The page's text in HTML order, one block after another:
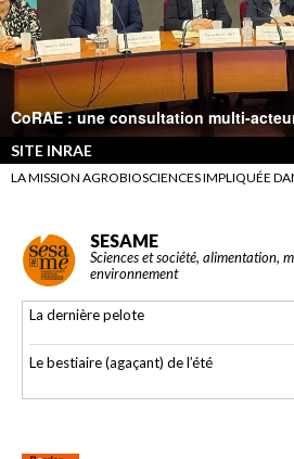
CoRAE : une consultation multi-
SITE INRAE
LA MISSION AGROBIOSCIENCES IMPLIQUÉE
SESAME
Sciences et société, alimentation,
environnement
La dernière pelote
Le bestiaire (agaçant) de l’été